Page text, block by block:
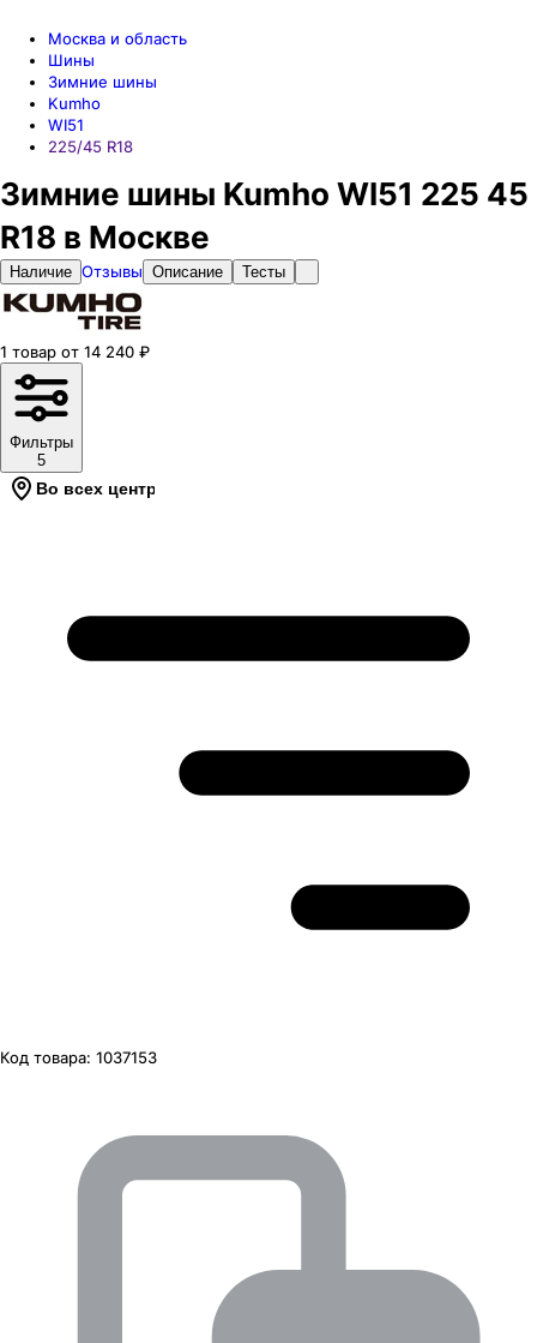
Москва и область
Шины
Зимние шины
Kumho
WI51
225/45 R18
Зимние шины Kumho WI51 225 45
R18 в Москве
Наличие Отзывы Описание Тесты
1 товар от 14 240 ₽
Фильтры
5
Во всех центрах
Код товара: 1037153